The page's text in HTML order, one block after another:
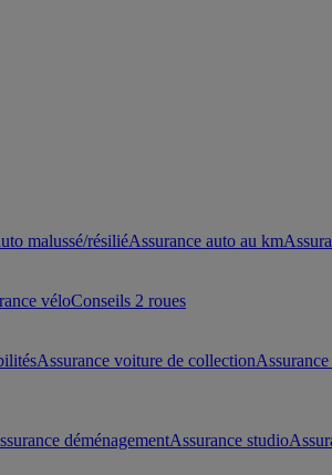
malussé/résiliéAssurance auto au km
véloConseils 2 roues
Assurance voiture de collection
déménagementAssurance studio